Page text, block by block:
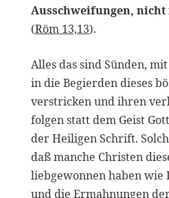
Ausschweifungen, nicht
(Röm 13,13).
Alles das sind Sünden,
in die Begierden dieses
verstricken und ihren
folgen statt dem Geist
der Heiligen Schrift.
daß manche Christen
liebgewonnen haben wie
und die Ermahnungen